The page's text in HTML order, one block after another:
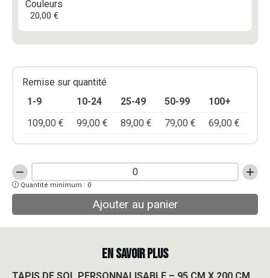
Couleurs
20,00 €
Remise sur quantité
1-9
10-24 25-49 50-99
100+
109,00 € 99,00 € 89,00 € 79,00 € 69,00 €
quantité
de
TAPIS
DE
Quantité minimum : 0
Ajouter au panier
EN SAVOIR PLUS